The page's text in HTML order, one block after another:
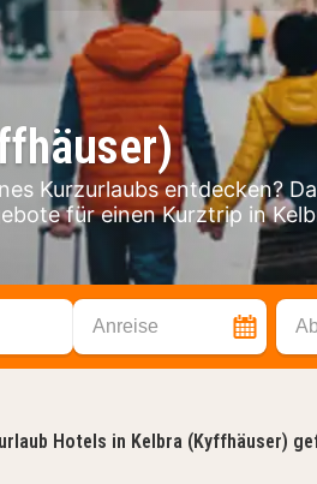
Kurzurlaubs entdecken?
für einen Kurztrip in
Anreise
Hotels in Kelbra (Kyffhäuser)